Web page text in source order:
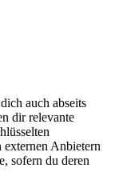
auch abseits
dir relevante
externen Anbietern
sofern du deren